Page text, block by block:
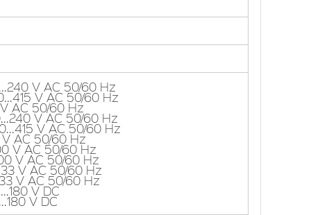
V AC 50/60 Hz
V AC 50/60 Hz
AC 50/60 Hz
V AC 50/60 Hz
V AC 50/60 Hz
AC 50/60 Hz
V AC 50/60 Hz
V AC 50/60 Hz
V AC 50/60 Hz
V AC 50/60 Hz
V DC
V DC